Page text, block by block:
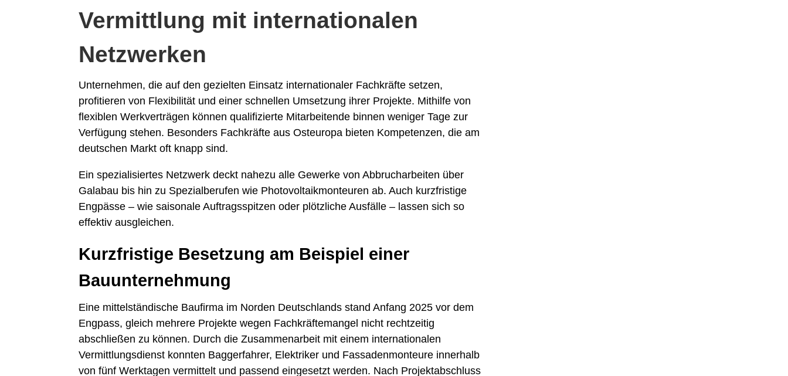
Vermittlung mit internationalen
Netzwerken
Unternehmen, die auf den gezielten Einsatz internationaler Fachkräfte setzen,
profitieren von Flexibilität und einer schnellen Umsetzung ihrer Projekte. Mithilfe von
flexiblen Werkverträgen können qualifizierte Mitarbeitende binnen weniger Tage zur
Verfügung stehen. Besonders Fachkräfte aus Osteuropa bieten Kompetenzen, die am
deutschen Markt oft knapp sind.
Ein spezialisiertes Netzwerk deckt nahezu alle Gewerke von Abbrucharbeiten über
Galabau bis hin zu Spezialberufen wie Photovoltaikmonteuren ab. Auch kurzfristige
Engpässe – wie saisonale Auftragsspitzen oder plötzliche Ausfälle – lassen sich so
effektiv ausgleichen.
Kurzfristige Besetzung am Beispiel einer
Bauunternehmung
Eine mittelständische Baufirma im Norden Deutschlands stand Anfang 2025 vor dem
Engpass, gleich mehrere Projekte wegen Fachkräftemangel nicht rechtzeitig
abschließen zu können. Durch die Zusammenarbeit mit einem internationalen
Vermittlungsdienst konnten Baggerfahrer, Elektriker und Fassadenmonteure innerhalb
von fünf Werktagen vermittelt und passend eingesetzt werden. Nach Projektabschluss